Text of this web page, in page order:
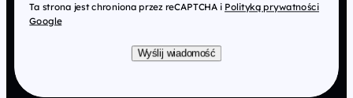
Ta strona jest chroniona przez reCAPTCHA i Polityką prywatności
Google
Wyślij wiadomość